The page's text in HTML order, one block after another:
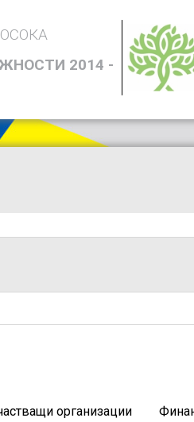
2014 -
организации